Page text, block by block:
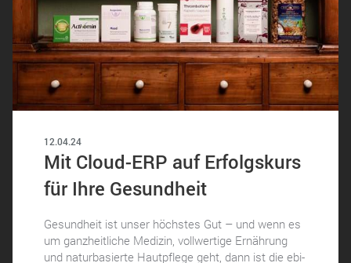
12.04.24
Mit Cloud-ERP auf Erfolgskurs
für Ihre Gesundheit
Gesundheit ist unser höchstes Gut – und wenn es
um ganzheitliche Medizin, vollwertige Ernährung
und naturbasierte Hautpflege geht, dann ist die ebi-